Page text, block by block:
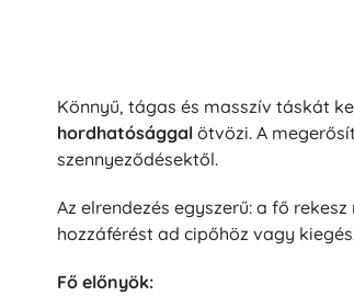
Könnyű, tágas és masszív táskát
hordhatósággal ötvözi. A
szennyeződésektől.
Az elrendezés egyszerű: a fő
hozzáférést ad cipőhöz vagy
Fő előnyök: